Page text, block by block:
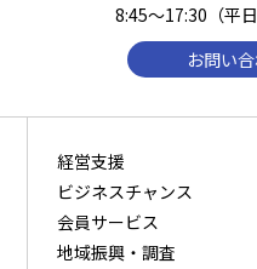
8:45～17:30（平
お問い
経営支援
ビジネスチャンス
会員サービス
地域振興・調査